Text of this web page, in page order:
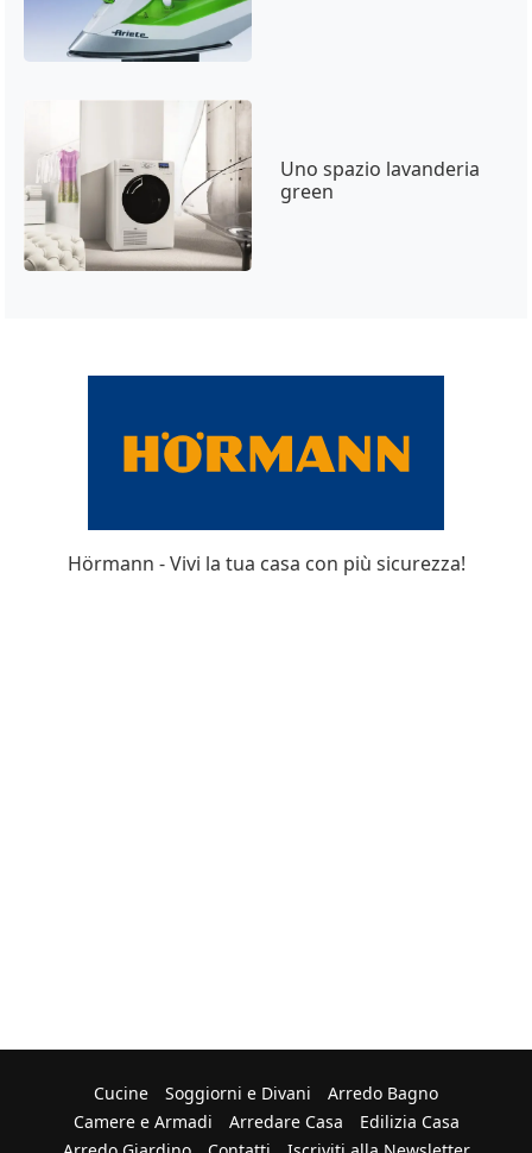
Uno spazio lavanderia
green
Hörmann - Vivi la tua casa con più sicurezza!
Cucine Soggiorni e Divani
Arredo Bagno
Camere e Armadi
Arredare Casa
Edilizia Casa